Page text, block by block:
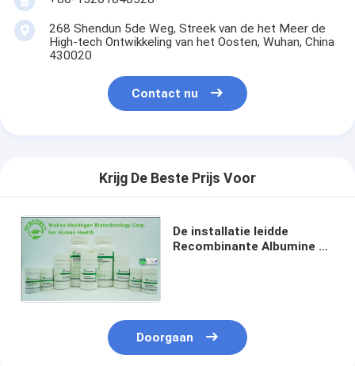
268 Shendun 5de Weg, Streek van de het Meer de
High-tech Ontwikkeling van het Oosten, Wuhan, China
430020
Contact nu
Krijg De Beste Prijs Voor
De installatie leidde
Recombinante Albumine af
Doorgaan